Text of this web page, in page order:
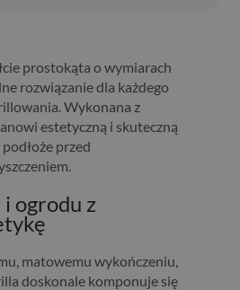
prostokąta o wymiarach
rozwiązanie dla każdego
Wykonana z
estetyczną i skuteczną
przed
ogrodu z
matowemu wykończeniu,
doskonale komponuje się